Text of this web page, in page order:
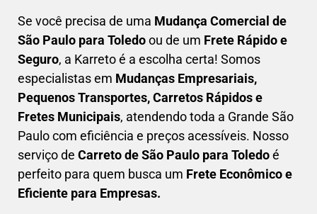
Se você precisa de uma Mudança Comercial de
São Paulo para Toledoou de um Frete Rápido e
Seguro, a Karreto é a escolha certa! Somos
especialistas em Mudanças Empresariais,
Pequenos Transportes, Carretos Rápidos e
Fretes Municipais, atendendo toda a Grande São
Paulo com eficiência e preços acessíveis. Nosso
serviço de Carretode São Paulo para Toledoé
perfeito para quem busca um Frete Econômico e
Eficiente para Empresas.